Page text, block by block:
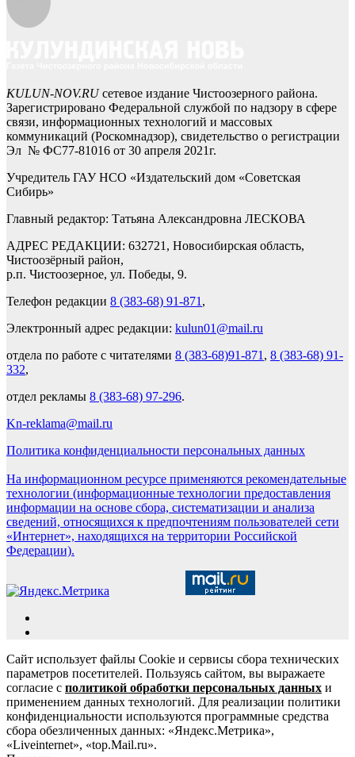
KULUN-NOV.RUсетевое издание Чистоозерного района.
Зарегистрировано Федеральной службой по надзору в сфере
связи, информационных технологий и массовых
коммуникаций (Роскомнадзор), свидетельство о регистрации
Эл № ФС77-81016 от 30 апреля 2021г.
Учредитель ГАУ НСО «Издательский дом «Советская
Сибирь»
Главный редактор: Татьяна Александровна ЛЕСКОВА
АДРЕС РЕДАКЦИИ: 632721, Новосибирская область,
Чистоозёрный район,
р.п. Чистоозерное, ул. Победы, 9.
Телефон редакции 8 (383-68) 91-871 ,
Электронный адрес редакции: kulun01@mail.ru
отдела по работе с читателями 8 (383-68)91-871 , 8 (383-68) 91-
332,
отдел рекламы 8 (383-68) 97-296.
Kn-reklama@mail.ru
Политика конфиденциальности персональных данных
На информационном ресурсе применяются рекомендательные
технологии (информационные технологии предоставления
информации на основе сбора, систематизации и анализа
сведений, относящихся к предпочтениям пользователей сети
«Интернет», находящихся на территории Российской
Федерации).
Сайт использует файлы Cookie и сервисы сбора технических
параметров посетителей. Пользуясь сайтом, вы выражаете
согласие с политикой обработки персональных данных и
применением данных технологий. Для реализации политики
конфиденциальности используются программные средства
сбора обезличенных данных: «Яндекс.Метрика»,
«Liveinternet», «top.Mail.ru».